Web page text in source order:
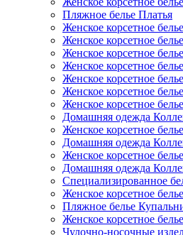
Пляжное белье Платья
Женское корсетное
Женское корсетное
Женское корсетное
Женское корсетное
Женское корсетное
Женское корсетное
Женское корсетное
Домашняя одежда
Женское корсетное
Домашняя одежда
Женское корсетное
Домашняя одежда
Специализированное
Женское корсетное
Пляжное белье
Женское корсетное
Чулочно-носочные